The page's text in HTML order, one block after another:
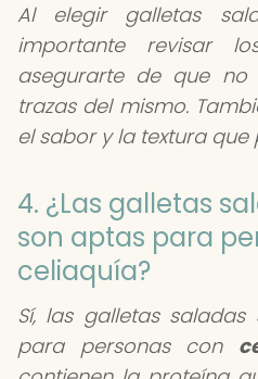
Al elegir galletas
importante revisar
asegurarte de que no
trazas del mismo.
el sabor y la textura que
4. ¿Las galletas
son aptas para
celiaquía?
Sí, las galletas saladas
para personas con